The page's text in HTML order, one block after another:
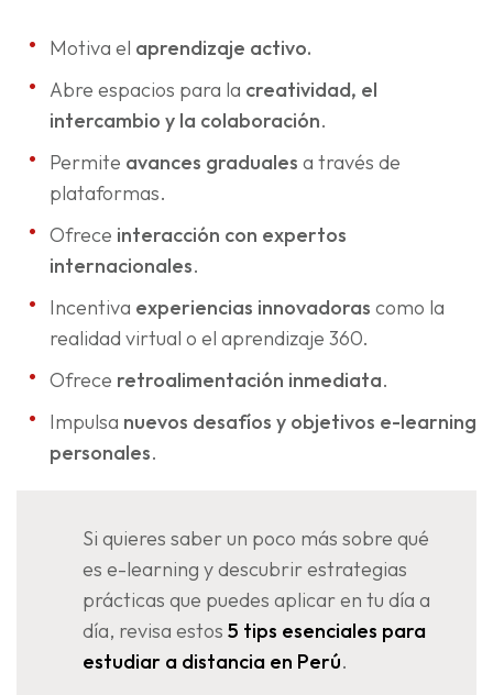
Motiva el aprendizaje activo.
Abre espacios para la creatividad, el
intercambio y la colaboración.
Permite avances graduales a través de
plataformas.
Ofrece interacción con expertos
internacionales.
Incentiva experiencias innovadoras como la
realidad virtual o el aprendizaje 360.
Ofrece retroalimentación inmediata.
Impulsa nuevos desafíos y objetivos e-learning
personales.
Si quieres saber un poco más sobre qué
es e-learning y descubrir estrategias
prácticas que puedes aplicar en tu día a
día, revisa estos 5 tips esenciales para
estudiar a distancia en Perú.